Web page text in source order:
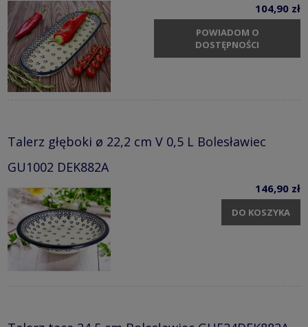
104,90 zł
POWIADOM O
DOSTĘPNOŚCI
Talerz głęboki ø 22,2 cm V 0,5 L Bolesławiec
GU1002 DEK882A
146,90 zł
DO KOSZYKA